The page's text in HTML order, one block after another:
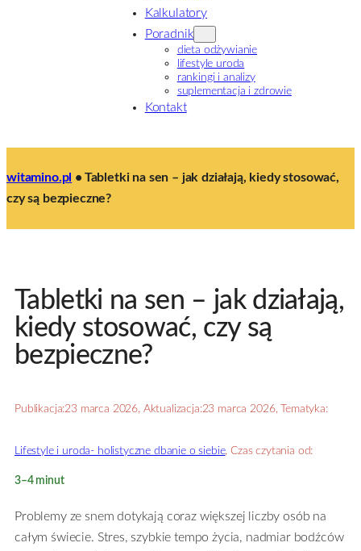
Kalkulatory
Poradnik
dieta odżywianie
lifestyle uroda
rankingi i analizy
suplementacja i zdrowie
Kontakt
witamino.pl • Tabletki na sen – jak działają, kiedy stosować,
czy są bezpieczne?
Tabletki na sen – jak działają,
kiedy stosować, czy są
bezpieczne?
Publikacja:23 marca 2026, Aktualizacja:23 marca 2026, Tematyka:
Lifestyle i uroda- holistyczne dbanie o siebie, Czas czytania od:
3–4 minut
Problemy ze snem dotykają coraz większej liczby osób na
całym świecie. Stres, szybkie tempo życia, nadmiar bodźców